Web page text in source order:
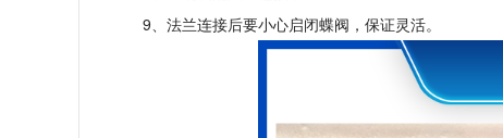
9、法兰连接后要小心启闭蝶阀，保证灵活。